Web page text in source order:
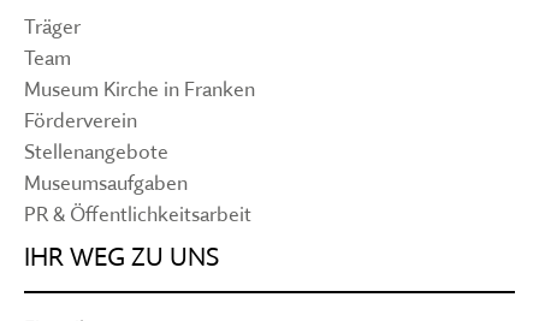
Träger
Team
Museum Kirche in Franken
Förderverein
Stellenangebote
Museumsaufgaben
PR & Öffentlichkeitsarbeit
IHR WEG ZU UNS